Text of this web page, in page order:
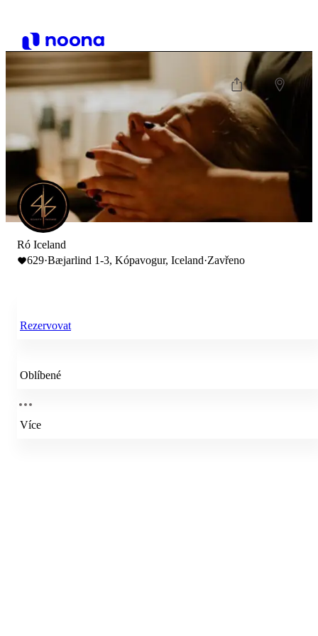
Ró Iceland
629·Bæjarlind 1-3, Kópavogur, Iceland·Zavřeno
Rezervovat
Oblíbené
Více